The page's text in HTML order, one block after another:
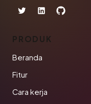
PRODUK
Beranda
Fitur
Cara kerja